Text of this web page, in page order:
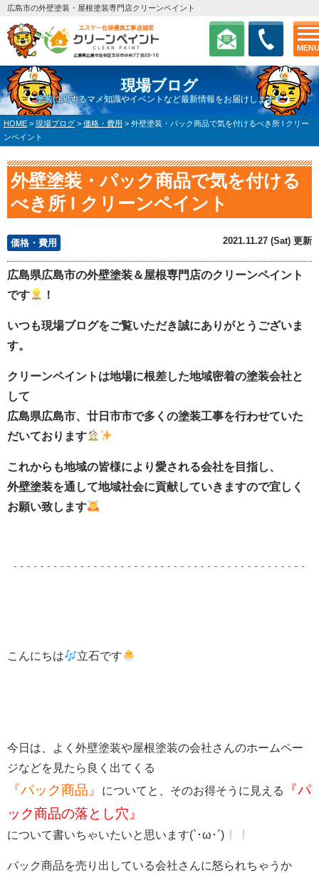
MENU
広島市の外壁塗装・屋根塗装専門店クリーンペイント
現場ブログ
塗装に関するマメ知識やイベントなど最新情報をお届けします！
HOME > 現場ブログ > 価格・費用 > 外壁塗装・パック商品で気を付けるべき所 l クリー
ンペイント
外壁塗装・パック商品で気を付ける
べき所 l クリーンペイント
価格・費用 2021.11.27 (Sat) 更新
広島県広島市の外壁塗装＆屋根専門店のクリーンペイント
です
！
いつも現場ブログをご覧いただき誠にありがとうございま
す。
クリーンペイントは地場に根差した地域密着の塗装会社と
して
広島県広島市、廿日市市で多くの塗装工事を行わせていた
だいております
これからも地域の皆様により愛される会社を目指し、
外壁塗装を通して地域社会に貢献していきますので宜しく
お願い致します
こんにちは 立石です
今日は、よく外壁塗装や屋根塗装の会社さんのホームペー
ジなどを見たら良く出てくる
『パック商品』 についてと、そのお得そうに見える
『パ
ック商品の落とし穴』
について書いちゃいたいと思います(`･ω･´)
パック商品を売り出している会社さんに怒られちゃうか